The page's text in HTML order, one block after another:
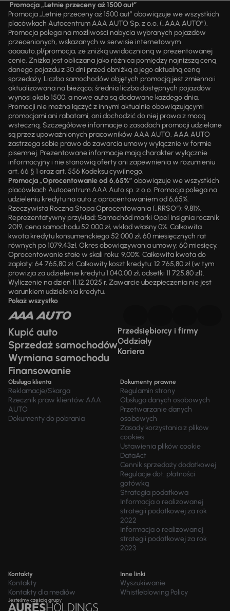
Promocja „Letnie przeceny aż 1500 aut”
Promocja „Letnie przeceny aż 1500 aut” obowiązuje we wszystkich
placówkach Autocentrum AAA AUTO Sp. z o.o. („AAA AUTO”).
Promocja polega na możliwości nabycia wybranych pojazdów
przecenionych, wskazanych w serwisie internetowym
aaaauto.pl/promocja, ze zniżką uwidocznioną w prezentowanej
cenie. Zniżka jest obliczana jako różnica pomiędzy najniższą ceną
danego pojazdu z 30 dni przed obniżką a jego aktualną ceną
sprzedaży. Liczba samochodów objętych promocją jest zmienna i
aktualizowana na bieżąco; średnia liczba dostępnych pojazdów
wynosi około 1500, a nowe auta są dodawane każdego dnia.
Promocji nie można łączyć z innymi aktualnie obowiązującymi
promocjami ani rabatami, ani dochodzić do niej prawa z mocą
wsteczną. Szczegółowe informacje o zasadach promocji udzielane
są przez upoważnionych pracowników AAA AUTO. AAA AUTO
zastrzega sobie prawo do zawarcia umowy wyłącznie w formie
pisemnej. Prezentowane informacje mają charakter wyłącznie
informacyjny i nie stanowią oferty ani zapewnienia w rozumieniu
art. 66 § 1 oraz art. 556 Kodeksu cywilnego.
Promocja „Oprocentowanie od 6,65%” obowiązuje we wszystkich
placówkach Autocentrum AAA Auto sp. z o.o. Promocja polega na
udzieleniu kredytu na auto z oprocentowaniem od 6,65%.
Rzeczywista Roczna Stopa Oprocentowania („RRSO“): 9,81%.
Reprezentatywny przykład: Samochód marki Opel Insignia rocznik
2019, cena samochodu 52 000 zł, wkład własny 0%. Całkowita
kwota kredytu konsumenckiego 52 000 zł, 60 miesięcznych rat
równych po 1079,43zł. Okres obowiązywania umowy: 60 miesięcy.
Oprocentowanie stałe w skali roku: 9,00%. Całkowita kwota do
zapłaty: 64 765,80 zł. Całkowity koszt kredytu: 12 765,80 zł (w tym
prowizja za udzielenie kredytu 1 040,00 zł, odsetki 11 725,80 zł).
Wyliczenie na dzień 11.12.2025 r. Zawarcie ubezpieczenia nie jest
warunkiem udzielenia kredytu.
Pokaż wszystko
Kupić auto
Sprzedaż samochodów
Wymiana samochodu
Finansowanie
Przedsiębiorcy i firmy
Oddziały
Kariera
Obsługa klienta
Reklamacje/Skarga
Rzecznik praw klientów AAA
AUTO
Dokumenty do pobrania
Dokumenty prawne
Regulamin strony
Obsługa danych osobowych
Przetwarzanie danych
osobowych
Zasady korzystania z plików
cookies
Ustawienia plików cookie
DataAct
Cennik sprzedaży dodatkowej
Regulacje dot. płatności
gotówką
Strategia podatkowa
Informacja o realizowanej
strategii podatkowej za rok
2022
Informacja o realizowanej
strategii podatkowej za rok
2023
Kontakty
Kontakty
Kontakty dla mediów
Inne linki
Wyszukiwanie
Whistleblowing Policy
Jesteśmy częścią grupy